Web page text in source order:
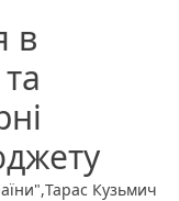
в
,Тарас Кузьмич